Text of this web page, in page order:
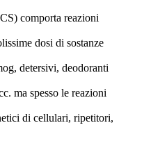
comporta reazioni
dosi di sostanze
detersivi, deodoranti
ma spesso le reazioni
di cellulari, ripetitori,